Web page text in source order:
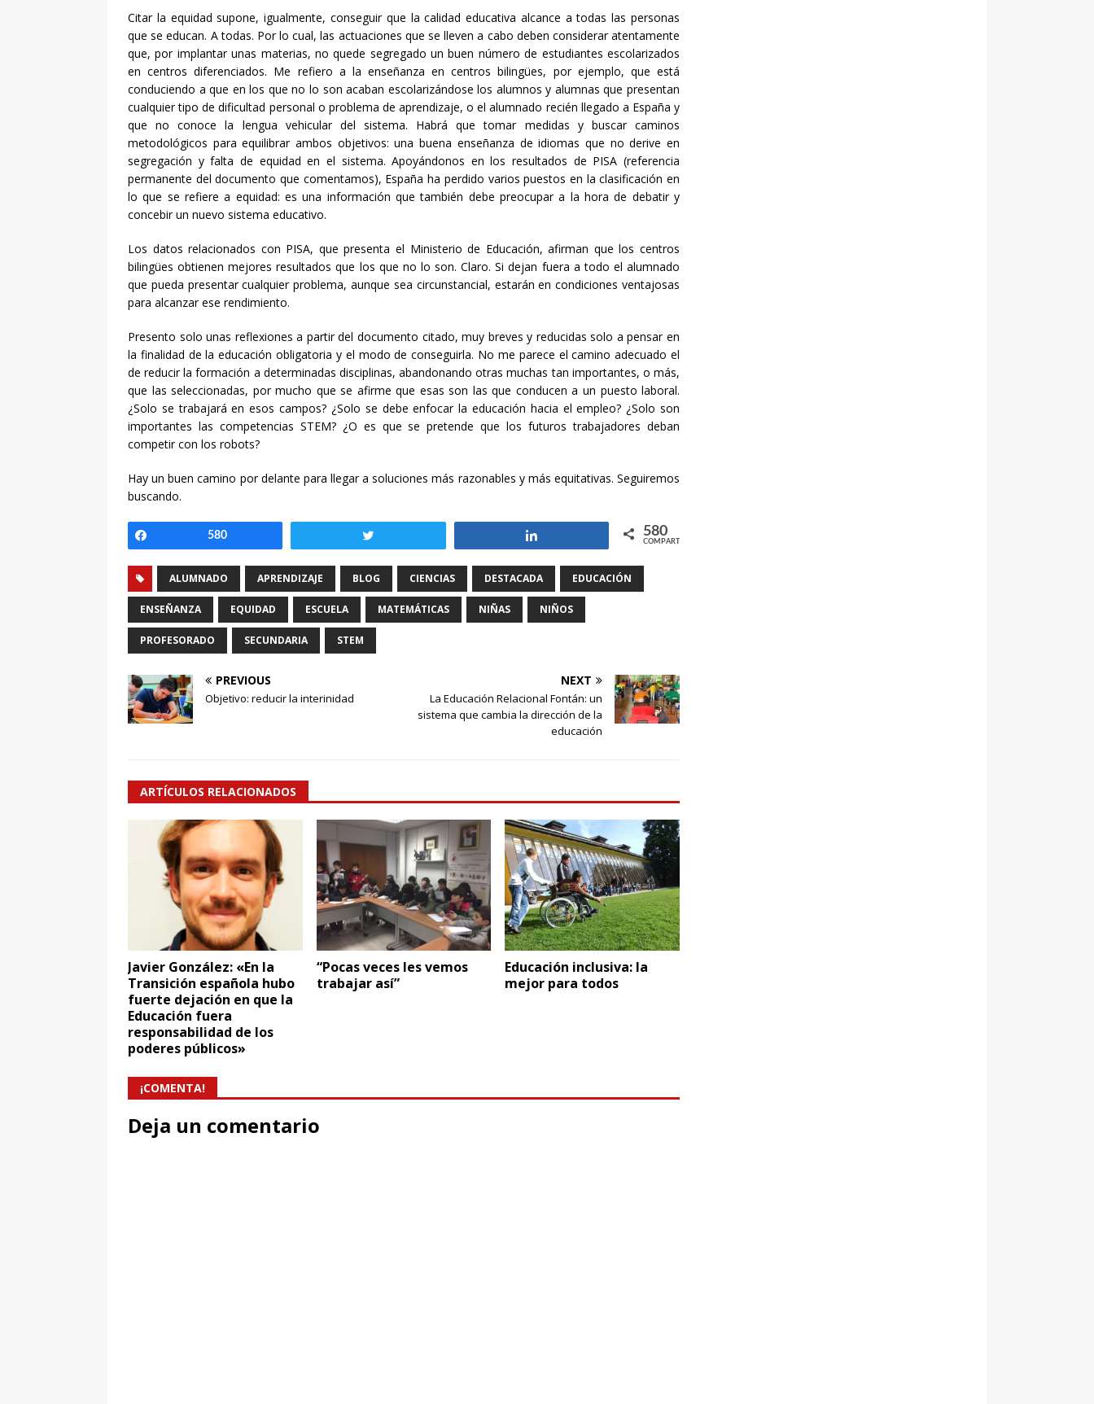
Citar la equidad supone, igualmente, conseguir que la calidad educativa alcance a todas las personas
que se educan. A todas. Por lo cual, las actuaciones que se lleven a cabo deben considerar atentamente
que, por implantar unas materias, no quede segregado un buen número de estudiantes escolarizados
en centros diferenciados. Me refiero a la enseñanza en centros bilingües, por ejemplo, que está
conduciendo a que en los que no lo son acaban escolarizándose los alumnos y alumnas que presentan
cualquier tipo de dificultad personal o problema de aprendizaje, o el alumnado recién llegado a España y
que no conoce la lengua vehicular del sistema. Habrá que tomar medidas y buscar caminos
metodológicos para equilibrar ambos objetivos: una buena enseñanza de idiomas que no derive en
segregación y falta de equidad en el sistema. Apoyándonos en los resultados de PISA (referencia
permanente del documento que comentamos), España ha perdido varios puestos en la clasificación en
lo que se refiere a equidad: es una información que también debe preocupar a la hora de debatir y
concebir un nuevo sistema educativo.
Los datos relacionados con PISA, que presenta el Ministerio de Educación, afirman que los centros
bilingües obtienen mejores resultados que los que no lo son. Claro. Si dejan fuera a todo el alumnado
que pueda presentar cualquier problema, aunque sea circunstancial, estarán en condiciones ventajosas
para alcanzar ese rendimiento.
Presento solo unas reflexiones a partir del documento citado, muy breves y reducidas solo a pensar en
la finalidad de la educación obligatoria y el modo de conseguirla. No me parece el camino adecuado el
de reducir la formación a determinadas disciplinas, abandonando otras muchas tan importantes, o más,
que las seleccionadas, por mucho que se afirme que esas son las que conducen a un puesto laboral.
¿Solo se trabajará en esos campos? ¿Solo se debe enfocar la educación hacia el empleo? ¿Solo son
importantes las competencias STEM? ¿O es que se pretende que los futuros trabajadores deban
competir con los robots?
Hay un buen camino por delante para llegar a soluciones más razonables y más equitativas. Seguiremos
buscando.
Compartir580 580
COMPARTIR
ALUMNADO APRENDIZAJE BLOG CIENCIAS DESTACADA EDUCACIÓN
ENSEÑANZA EQUIDAD ESCUELA MATEMÁTICAS NIÑAS NIÑOS
PROFESORADO SECUNDARIA STEM
PREVIOUS
Objetivo: reducir la interinidad
NEXT
La Educación Relacional Fontán: un
sistema que cambia la dirección de la
educación
ARTÍCULOS RELACIONADOS
Javier González: «En la
Transición española hubo
fuerte dejación en que la
Educación fuera
responsabilidad de los
poderes públicos»
“Pocas veces les vemos
trabajar así”
Educación inclusiva: la
mejor para todos
¡COMENTA!
Deja un comentario